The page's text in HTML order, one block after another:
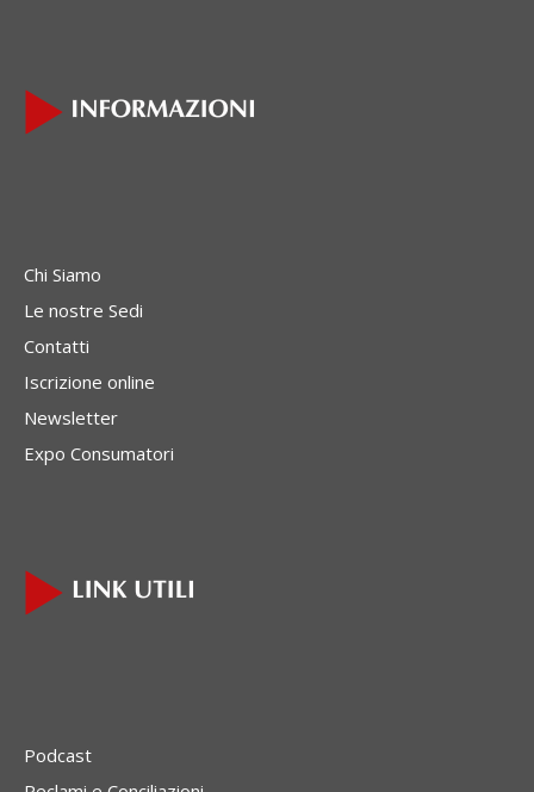
Chi Siamo
Le nostre Sedi
Contatti
Iscrizione online
Newsletter
Expo Consumatori
Podcast